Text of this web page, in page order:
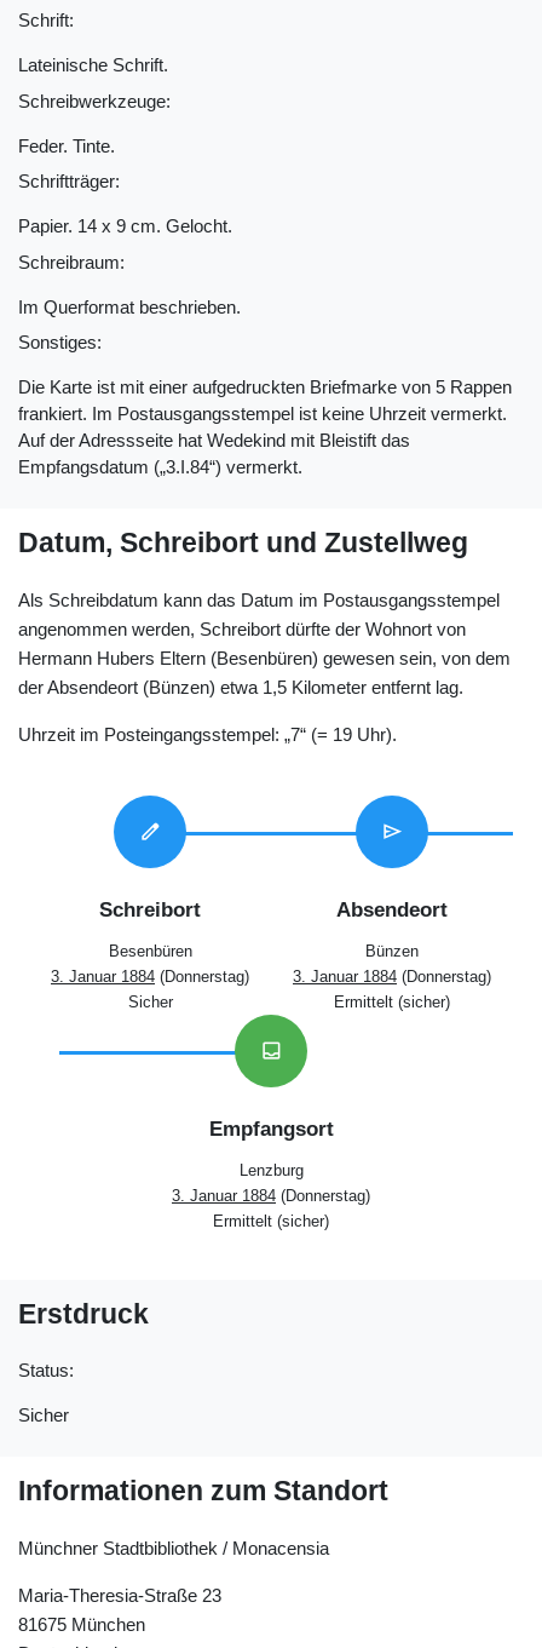
Schrift:
Lateinische Schrift.
Schreibwerkzeuge:
Feder. Tinte.
Schriftträger:
Papier. 14 x 9 cm. Gelocht.
Schreibraum:
Im Querformat beschrieben.
Sonstiges:
Die Karte ist mit einer aufgedruckten Briefmarke von 5 Rappen
frankiert. Im Postausgangsstempel ist keine Uhrzeit vermerkt.
Auf der Adressseite hat Wedekind mit Bleistift das
Empfangsdatum („3.I.84“) vermerkt.
Datum, Schreibort und Zustellweg
Als Schreibdatum kann das Datum im Postausgangsstempel
angenommen werden, Schreibort dürfte der Wohnort von
Hermann Hubers Eltern (Besenbüren) gewesen sein, von dem
der Absendeort (Bünzen) etwa 1,5 Kilometer entfernt lag.
Uhrzeit im Posteingangsstempel: „7“ (= 19 Uhr).
edit
Schreibort
Besenbüren
3. Januar 1884 (Donnerstag)
Sicher
send
Absendeort
Bünzen
3. Januar 1884 (Donnerstag)
Ermittelt (sicher)
inbox
Empfangsort
Lenzburg
3. Januar 1884 (Donnerstag)
Ermittelt (sicher)
Erstdruck
Status:
Sicher
Informationen zum Standort
Münchner Stadtbibliothek / Monacensia
Maria-Theresia-Straße 23
81675 München